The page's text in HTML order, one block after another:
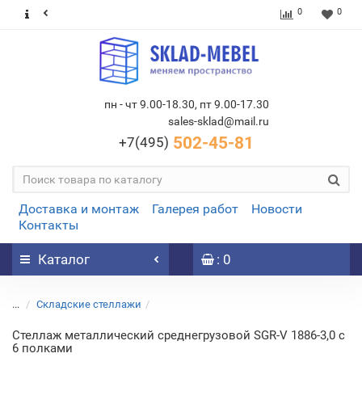
0 0
пн - чт 9.00-18.30, пт 9.00-17.30
sales-sklad@mail.ru
+7(495) 502-45-81
Доставка и монтаж Галерея работ
Новости
Контакты
Каталог : 0
... Складские стеллажи
Стеллаж металлический среднегрузовой SGR-V 1886-3,0 с
6 полками